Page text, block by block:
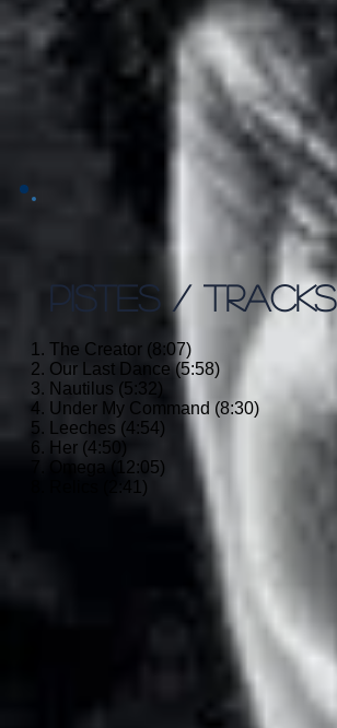
PISTES / TRACKS
The Creator (8:07)
Our Last Dance (5:58)
Nautilus (5:32)
Under My Command (8:30)
Leeches (4:54)
Her (4:50)
Omega (12:05)
Relics (2:41)